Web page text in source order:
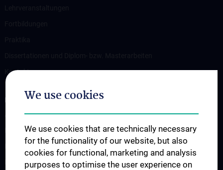
Kontakt
RESEARCH
ABC BRAIN LAB
Essstörungen und Assoziierte Krankheitsbilder
Kothgassner Lab – SCAR Unit
Posttraumatic Stress Disorder Research Laboratory
We use cookies
We use cookies that are technically necessary
for the functionality of our website, but also
cookies for functional, marketing and analysis
purposes to optimise the user experience on